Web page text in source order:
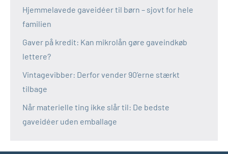
Hjemmelavede gaveidéer til børn – sjovt for hele
familien
Gaver på kredit: Kan mikrolån gøre gaveindkøb
lettere?
Vintagevibber: Derfor vender 90’erne stærkt
tilbage
Når materielle ting ikke slår til: De bedste
gaveidéer uden emballage